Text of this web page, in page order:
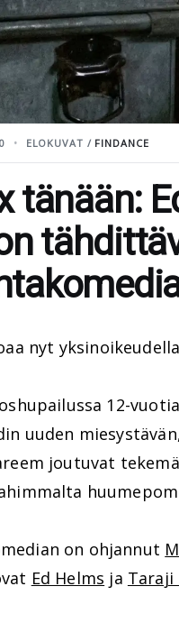
ELOKUVAT / FINDANCE
tänään:
nyt
12-
uuden
joutuvat
on ohjannut
Ed Helms ja Taraji